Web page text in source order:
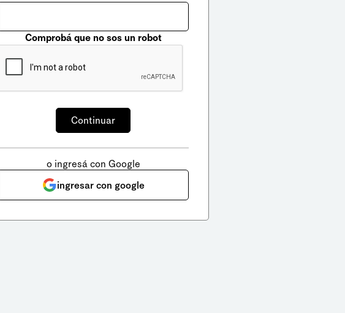
Comprobá que no sos un robot
o ingresá con Google
ingresar con google